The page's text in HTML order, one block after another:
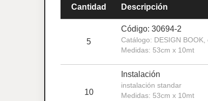
Cantidad Descripción
5
Código: 30694-2
Catálogo: DESIGN
Medidas: 53cm x 10mt
10
Instalación
instalación standar
Medidas: 53cm x 10mt